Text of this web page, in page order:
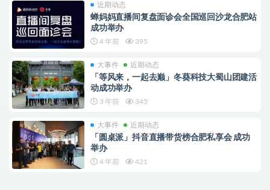
近期动态
蝉妈妈直播间复盘面诊会全国巡回沙龙合肥站
成功举办
4 年前 395
大事件 近期动态
「等风来，一起去巅」冬葵科技大蜀山团建活
动成功举办
3 年前 345
大事件 近期动态
「圆桌派」抖音直播带货榜合肥私享会 成功
举办
4 年前 421